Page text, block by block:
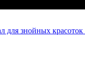
для знойных